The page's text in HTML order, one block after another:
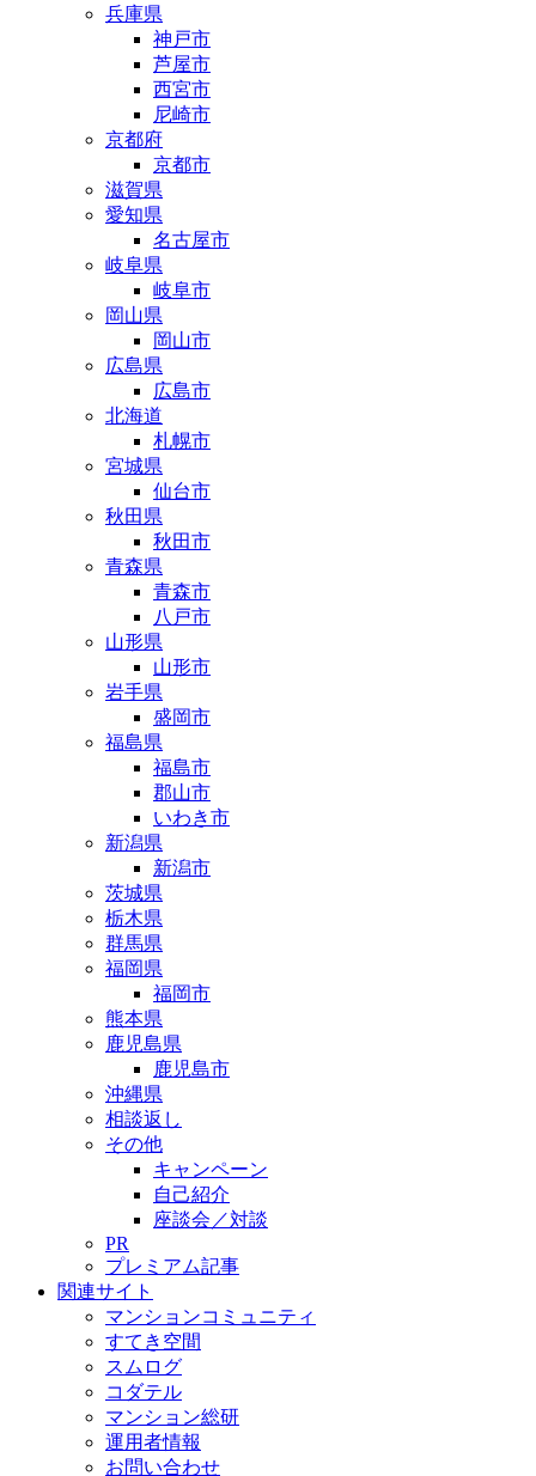
兵庫県
神戸市
芦屋市
西宮市
尼崎市
京都府
京都市
滋賀県
愛知県
名古屋市
岐阜県
岐阜市
岡山県
岡山市
広島県
広島市
北海道
札幌市
宮城県
仙台市
秋田県
秋田市
青森県
青森市
八戸市
山形県
山形市
岩手県
盛岡市
福島県
福島市
郡山市
いわき市
新潟県
新潟市
茨城県
栃木県
群馬県
福岡県
福岡市
熊本県
鹿児島県
鹿児島市
沖縄県
相談返し
その他
キャンペーン
自己紹介
座談会／対談
PR
プレミアム記事
関連サイト
マンションコミュニティ
すてき空間
スムログ
コダテル
マンション総研
運用者情報
お問い合わせ